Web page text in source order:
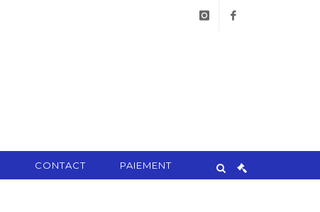
CONTACT PAIEMENT